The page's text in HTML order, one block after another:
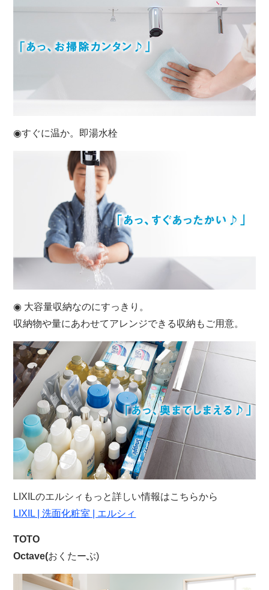
◉すぐに温か。即湯水栓
◉ 大容量収納なのにすっきり。
収納物や量にあわせてアレンジできる収納もご用意。
LIXILのエルシィもっと詳しい情報はこちらから
LIXIL | 洗面化粧室 | エルシィ
TOTO
Octave(おくたーぶ)